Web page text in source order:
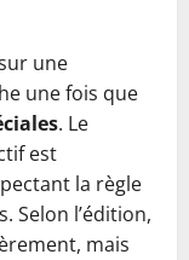
une
une fois que
. Le
est
la règle
Selon l’édition,
mais